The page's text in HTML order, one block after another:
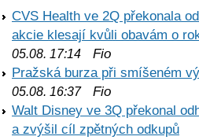
CVS Health ve 2Q překonala
akcie klesají kvůli obavám o
05.08. 17:14 Fio
Pražská burza při smíšeném
05.08. 16:37Fio
Walt Disney ve 3Q překonal
a zvýšil cíl zpětných odkupů